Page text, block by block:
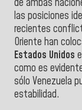
de ambas
las posiciones
recientes
Oriente han
Estados Unidos
como es
sólo Venezuela
estabilidad.